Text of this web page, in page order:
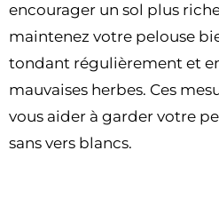
encourager un sol plus
maintenez votre pelouse
tondant régulièrement et
mauvaises herbes. Ces
vous aider à garder votre
sans vers blancs.